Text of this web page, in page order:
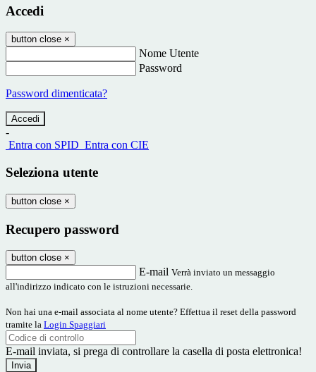
Accedi
button close ×
Nome Utente
Password
Password dimenticata?
-
Entra con SPID Entra con CIE
Seleziona utente
button close ×
Recupero password
button close ×
E-mail Verrà inviato un messaggio
all'indirizzo indicato con le istruzioni necessarie.
Non hai una e-mail associata al nome utente? Effettua il reset della password
tramite la Login Spaggiari
E-mail inviata, si prega di controllare la casella di posta elettronica!